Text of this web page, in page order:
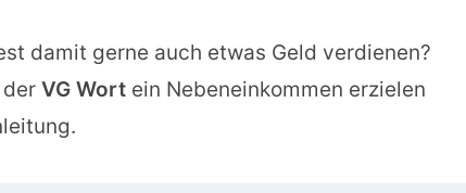
damit gerne auch etwas Geld verdienen?
VG Wort ein Nebeneinkommen erzielen